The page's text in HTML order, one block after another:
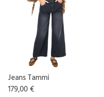
Jeans Tammi
179,00 €